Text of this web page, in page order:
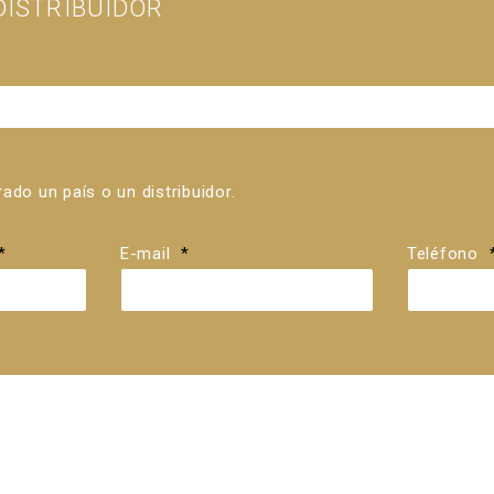
un país o un distribuidor.
E-mail * Teléfono